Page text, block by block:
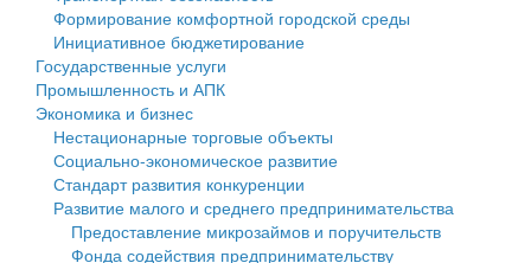
Государственные услуги
Промышленность и АПК
Экономика и бизнес
Символика
Устав
Гостям округа
Туризм
Культура
муниципального округа Тверской области
Администрация Кашинского муниципального округа
Тверской области
Управление сельскими территориями
Открытые данные
Финансовое управление
Бюджет для граждан
Имущество
Выявление правообладателей ранее учтенных
объектов недвижимости
Формирование комфортной городской среды
Инициативное бюджетирование
Государственные услуги
Промышленность и АПК
Экономика и бизнес
Нестационарные торговые объекты
Социально-экономическое развитие
Стандарт развития конкуренции
Развитие малого и среднего предпринимательства
Предоставление микрозаймов и поручительств
Фонда содействия предпринимательству